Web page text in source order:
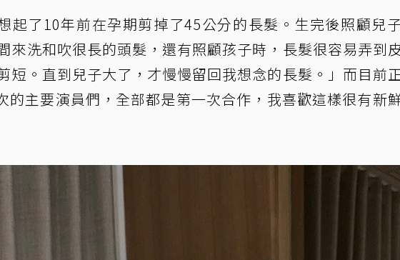
起了10年前在孕期剪掉了45公分的長髮。生完後照顧兒
來洗和吹很長的頭髮，還有照顧孩子時，長髮很容易弄到
短。直到兒子大了，才慢慢留回我想念的長髮。」而目前
的主要演員們，全部都是第一次合作，我喜歡這樣很有新